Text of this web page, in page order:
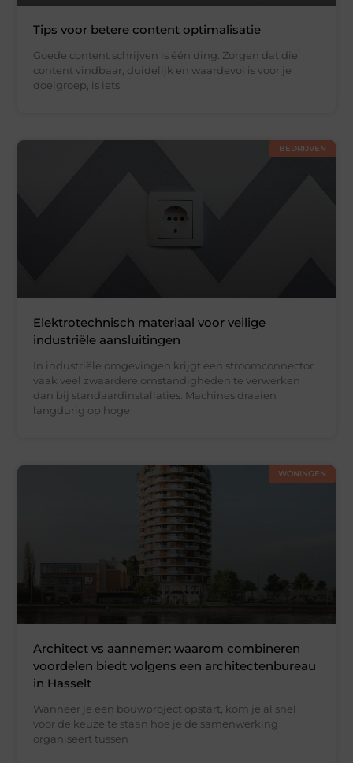
Tips voor betere content optimalisatie
Goede content schrijven is één ding. Zorgen dat die
content vindbaar, duidelijk en waardevol is voor je
doelgroep, is iets
BEDRIJVEN
Elektrotechnisch materiaal voor veilige
industriële aansluitingen
In industriële omgevingen krijgt een stroomconnector
vaak veel zwaardere omstandigheden te verwerken
dan bij standaardinstallaties. Machines draaien
langdurig op hoge
WONINGEN
Architect vs aannemer: waarom combineren
voordelen biedt volgens een architectenbureau
in Hasselt
Wanneer je een bouwproject opstart, kom je al snel
voor de keuze te staan hoe je de samenwerking
organiseert tussen